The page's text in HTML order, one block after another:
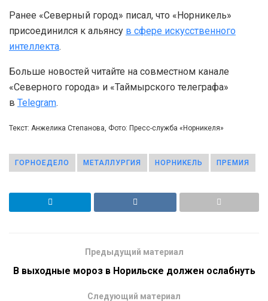
Ранее «Северный город» писал, что «Норникель»
присоединился к альянсу в сфере искусственного
интеллекта.
Больше новостей читайте на совместном канале
«Северного города» и «Таймырского телеграфа»
в Telegram.
Текст: Анжелика Степанова, Фото: Пресс-служба «Норникеля»
ГОРНОЕДЕЛО МЕТАЛЛУРГИЯ НОРНИКЕЛЬ ПРЕМИЯ
Предыдущий материал
В выходные мороз в Норильске должен ослабнуть
Следующий материал